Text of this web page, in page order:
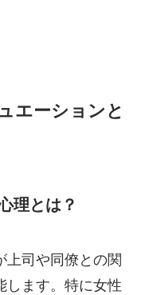
エーションと
理とは？
上司や同僚との関
します。特に女性